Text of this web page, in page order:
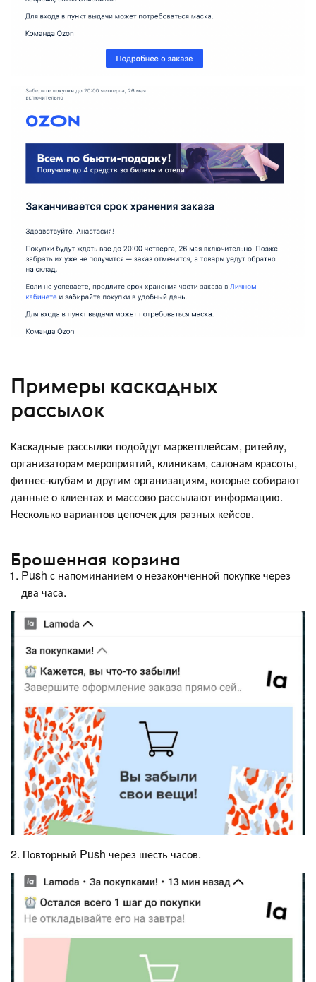
Примеры каскадных
рассылок
Каскадные рассылки подойдут маркетплейсам, ритейлу,
организаторам мероприятий, клиникам, салонам красоты,
фитнес-клубам и другим организациям, которые собирают
данные о клиентах и массово рассылают информацию.
Несколько вариантов цепочек для разных кейсов.
Брошенная корзина
Push с напоминанием о незаконченной покупке через
два часа.
2. Повторный Push через шесть часов.